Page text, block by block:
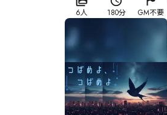
6人 180分 GM不要